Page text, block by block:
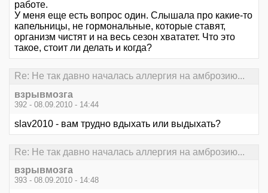
работе.
У меня еще есть вопрос один. Слышала про какие-то
капельницы, не гормональные, которые ставят,
организм чистят и на весь сезон хвататет. Что это
такое, стоит ли делать и когда?
Re: Не так давно началась аллергия на амброзию...
взрывмозга
392 - 08.09.2010 - 14:44
slav2010 - вам трудно вдыхать или выдыхать?
Re: Не так давно началась аллергия на амброзию...
взрывмозга
393 - 08.09.2010 - 14:48